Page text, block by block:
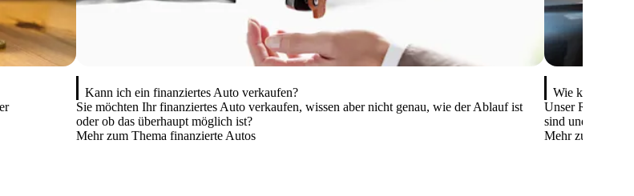
Kann ich ein finanziertes Auto verkaufen?
Sie möchten Ihr finanziertes Auto verkaufen, wissen aber nicht genau, wie der Ablauf ist
oder ob das überhaupt möglich ist?
Mehr zum Thema finanzierte Autos
Wie kann ich
Unser Ratgeber
sind und wie Sie
Mehr zum